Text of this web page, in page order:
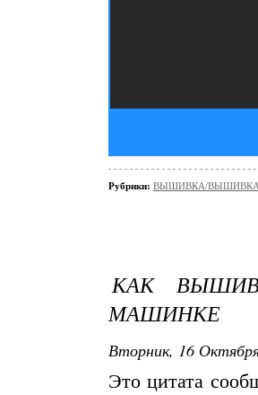
Рубрики: ВЫШИВКА/ВЫШИВКА
КАК
МАШИНКЕ
Вторник, 16
Это цитата